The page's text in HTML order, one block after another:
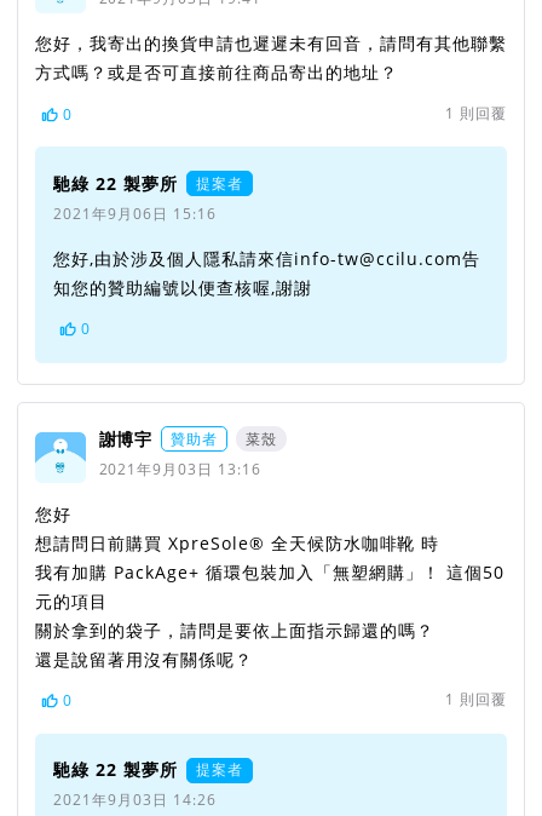
您好，我寄出的換貨申請也遲遲未有回音，請問有其他聯繫
方式嗎？或是否可直接前往商品寄出的地址？
0 1 則回覆
馳綠 22 製夢所
提案者
2021年9月06日 15:16
您好,由於涉及個人隱私請來信info-tw@ccilu.com告
知您的贊助編號以便查核喔,謝謝
0
謝博宇 贊助者
菜殼
2021年9月03日 13:16
您好
想請問日前購買 XpreSole® 全天候防水咖啡靴 時
我有加購 PackAge+ 循環包裝加入「無塑網購」！ 這個50
元的項目
關於拿到的袋子，請問是要依上面指示歸還的嗎？
還是說留著用沒有關係呢？
0 1 則回覆
馳綠 22 製夢所
提案者
2021年9月03日 14:26